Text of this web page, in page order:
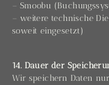
– Smoobu
– weitere technische
soweit eingesetzt)
14. Dauer der
Wir speichern Daten